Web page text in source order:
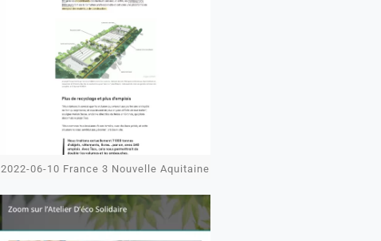
2022-06-10 France 3 Nouvelle Aquitaine